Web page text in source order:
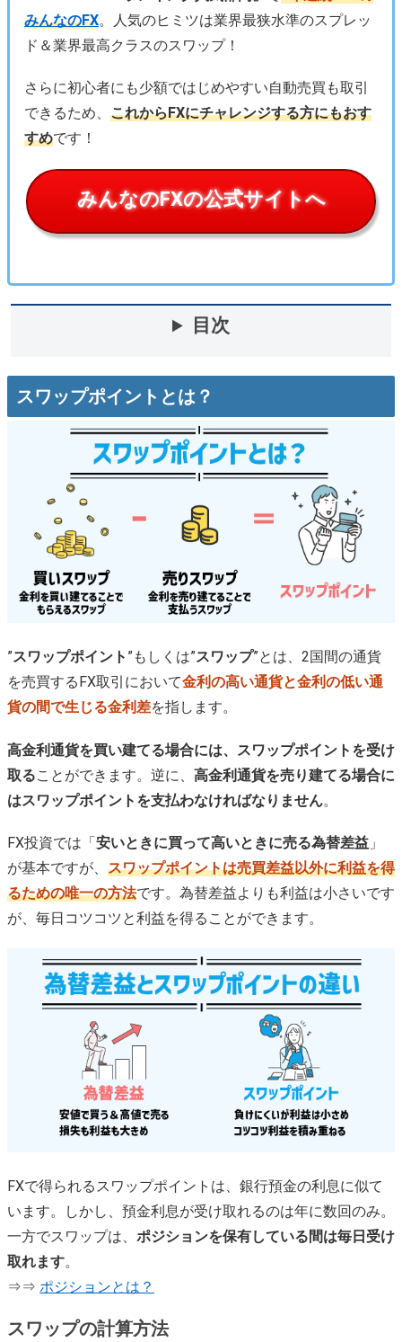
みんなのFX。人気のヒミツは業界最狭水準のスプレッ
ド＆業界最高クラスのスワップ！
さらに初心者にも少額ではじめやすい自動売買も取引
できるため、 これからFXにチャレンジする方にもおす
すめです！
みんなのFXの公式サイトへ
目次
スワップポイントとは？
”スワップポイント ”もしくは”スワップ”とは、2国間の通貨
を売買するFX取引において金利の高い通貨と金利の低い通
貨の間で生じる金利差を指します。
高金利通貨を買い建てる場合には、スワップポイントを受け
取ることができます。逆に、 高金利通貨を売り建てる場合に
はスワップポイントを支払わなければなりません。
FX投資では「安いときに買って高いときに売る為替差益 」
が基本ですが、 スワップポイントは売買差益以外に利益を得
るための唯一の方法です。為替差益よりも利益は小さいです
が、毎日コツコツと利益を得ることができます。
FXで得られるスワップポイントは、銀行預金の利息に似て
います。しかし、預金利息が受け取れるのは年に数回のみ。
一方でスワップは、 ポジションを保有している間は毎日受け
取れます。
⇒⇒ ポジションとは？
スワップの計算方法